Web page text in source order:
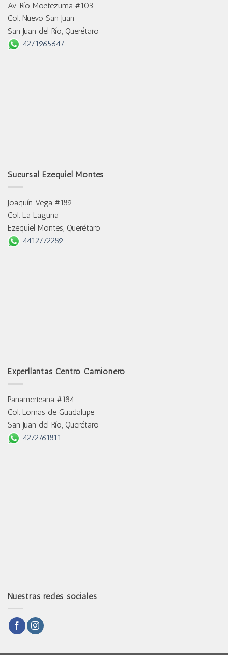
Av. Río Moctezuma #103
Col. Nuevo San Juan
San Juan del Río, Querétaro
4271965647
Sucursal Ezequiel Montes
Joaquín Vega #189
Col. La Laguna
Ezequiel Montes, Querétaro
4412772289
Experllantas Centro Camionero
Panamericana #184
Col. Lomas de Guadalupe
San Juan del Río, Querétaro
4272761811
Nuestras redes sociales